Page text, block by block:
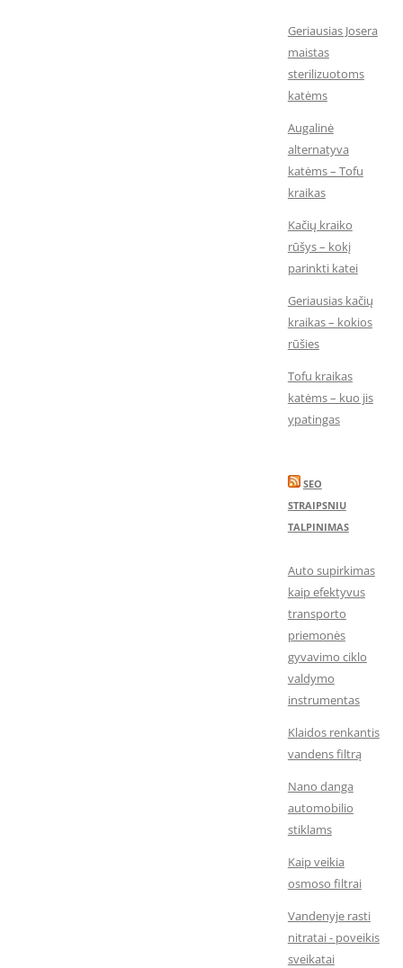
Geriausias Josera
maistas
sterilizuotoms
katėms
Augalinė
alternatyva
katėms – Tofu
kraikas
Kačių kraiko
rūšys – kokį
parinkti katei
Geriausias kačių
kraikas – kokios
rūšies
Tofu kraikas
katėms – kuo jis
ypatingas
SEO
STRAIPSNIU
TALPINIMAS
Auto supirkimas
kaip efektyvus
transporto
priemonės
gyvavimo ciklo
valdymo
instrumentas
Klaidos renkantis
vandens filtrą
Nano danga
automobilio
stiklams
Kaip veikia
osmoso filtrai
Vandenyje rasti
nitratai - poveikis
sveikatai